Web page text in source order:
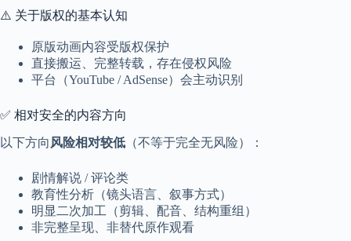
s
t
r
C
e
e
r
A
0
2
⚠️ 关于版权的基本认知
原版动画内容受版权保护
直接搬运、完整转载，存在侵权风险
平台（YouTube / AdSense）会主动识别
✅ 相对安全的内容方向
以下方向 风险相对较低 （不等于完全无风险）：
剧情解说 / 评论类
教育性分析（镜头语言、叙事方式）
明显二次加工（剪辑、配音、结构重组）
非完整呈现、非替代原作观看